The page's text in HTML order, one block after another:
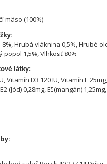
mäso (100%)
Hrubá vláknina 0,5%, Hrubé
popol 1,5%, Vlhkosť 80%
látky:
Vitamín D3 120 IU, Vitamín E 25mg,
(Jód) 0,28mg, E5(mangán) 1,25mg,